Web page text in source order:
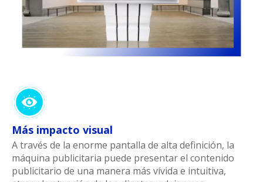
Más impacto visual
A través de la enorme pantalla de alta definición, la
máquina publicitaria puede presentar el contenido
publicitario de una manera más vívida e intuitiva,